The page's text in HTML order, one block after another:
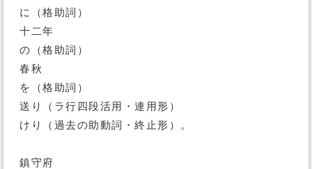
に（格助詞）
十二年
の（格助詞）
春秋
を（格助詞）
送り（ラ行四段活用・連用形）
けり（過去の助動詞・終止形）。
鎮守府